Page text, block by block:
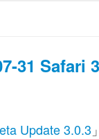
31 Safari
Update 3.0.3